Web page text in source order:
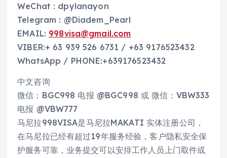
WeChat : dpylanayon
Telegram : @Diadem_Pearl
EMAIL: 998visa@gmail.com
VIBER:+ 63 939 526 6731 / +63 9176523432
WhatsApp / PHONE:+639176523432
中文咨询
微信：BGC998 电报 @BGC998 或 微信：VBW333
电报 @VBW777
马尼拉998VISA是马尼拉MAKATI 实体注册公司，
在马尼拉已经有超过19年服务经验，客户隐私安全保
护服务可靠，业务提交可以安排工作人员上门取件或